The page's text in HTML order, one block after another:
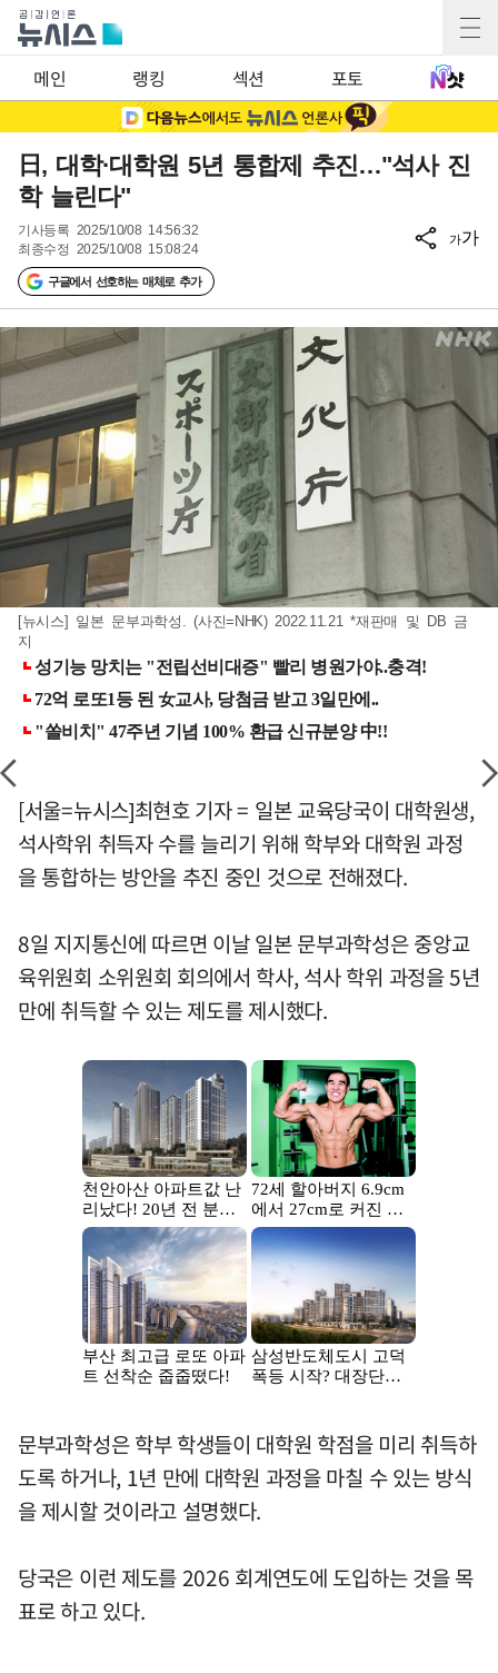
메인 랭킹 섹션 포토
日, 대학·대학원 5년 통합제 추진…"석사 진
학 늘린다"
기사등록 2025/10/08 14:56:32
최종수정 2025/10/08 15:08:24
구글에서 선호하는 매체로 추가
가가
[뉴시스] 일본 문부과학성. (사진=NHK) 2022.11.21 *재판매 및 DB 금
지
[서울=뉴시스]최현호 기자 = 일본 교육당국이 대학원생,
석사학위 취득자 수를 늘리기 위해 학부와 대학원 과정
을 통합하는 방안을 추진 중인 것으로 전해졌다.
8일 지지통신에 따르면 이날 일본 문부과학성은 중앙교
육위원회 소위원회 회의에서 학사, 석사 학위 과정을 5년
만에 취득할 수 있는 제도를 제시했다.
문부과학성은 학부 학생들이 대학원 학점을 미리 취득하
도록 하거나, 1년 만에 대학원 과정을 마칠 수 있는 방식
을 제시할 것이라고 설명했다.
당국은 이런 제도를 2026 회계연도에 도입하는 것을 목
표로 하고 있다.